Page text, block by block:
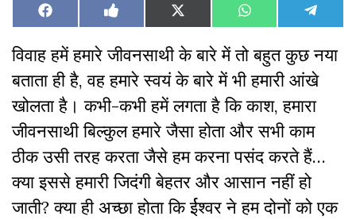
Share
on
Facebook Share
on
Like
on
Share
on
X
(Twitter)
Share
on
WhatsAppShare
on
विवाह हमें हमारे जीवनसाथी के बारे में तो बहुत कुछ नया
बताता ही है, वह हमारे स्वयं के बारे में भी हमारी आंखे
खोलता है। कभी-कभी हमें लगता है कि काश, हमारा
जीवनसाथी बिल्कुल हमारे जैसा होता और सभी काम
ठीक उसी तरह करता जैसे हम करना पसंद करते हैं…
क्या इससे हमारी जिदंगी बेहतर और आसान नहीं हो
जाती? क्या ही अच्छा होता कि र्ईश्वर ने हम दोनों को एक